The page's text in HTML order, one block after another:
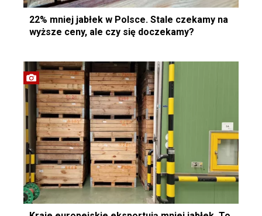
22% mniej jabłek w Polsce. Stale czekamy na
wyższe ceny, ale czy się doczekamy?